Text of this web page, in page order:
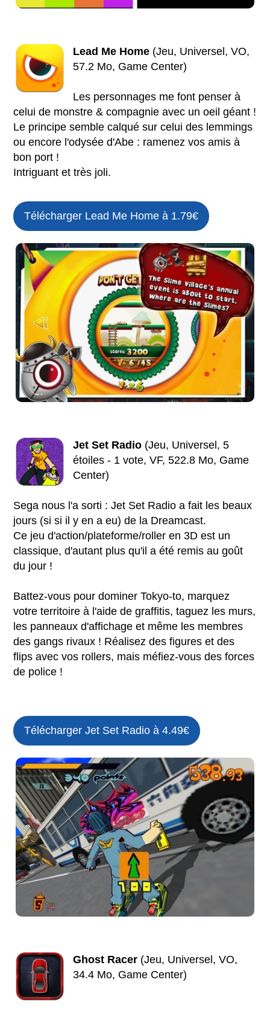
Lead Me Home (Jeu, Universel, VO,
57.2 Mo, Game Center)
Les personnages me font penser à
celui de monstre & compagnie avec un oeil géant !
Le principe semble calqué sur celui des lemmings
ou encore l'odysée d'Abe : ramenez vos amis à
bon port !
Intriguant et très joli.
Télécharger Lead Me Home à 1.79€
Jet Set Radio (Jeu, Universel, 5
étoiles - 1 vote, VF, 522.8 Mo, Game
Center)
Sega nous l'a sorti : Jet Set Radio a fait les beaux
jours (si si il y en a eu) de la Dreamcast.
Ce jeu d'action/plateforme/roller en 3D est un
classique, d'autant plus qu'il a été remis au goût
du jour !
Battez-vous pour dominer Tokyo-to, marquez
votre territoire à l'aide de graffitis, taguez les murs,
les panneaux d'affichage et même les membres
des gangs rivaux ! Réalisez des figures et des
flips avec vos rollers, mais méfiez-vous des forces
de police !
Télécharger Jet Set Radio à 4.49€
Ghost Racer (Jeu, Universel, VO,
34.4 Mo, Game Center)